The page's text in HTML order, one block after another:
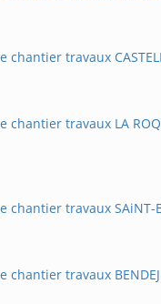
chantier travaux
chantier travaux LA
chantier travaux SAiNT-
chantier travaux